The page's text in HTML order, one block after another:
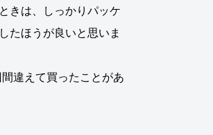
きは、しっかりパッケ
たほうが良いと思いま
違えて買ったことがあ